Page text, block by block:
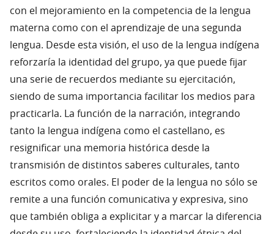
con el mejoramiento en la competencia de la lengua
materna como con el aprendizaje de una segunda
lengua. Desde esta visión, el uso de la lengua indígena
reforzaría la identidad del grupo, ya que puede fijar
una serie de recuerdos mediante su ejercitación,
siendo de suma importancia facilitar los medios para
practicarla. La función de la narración, integrando
tanto la lengua indígena como el castellano, es
resignificar una memoria histórica desde la
transmisión de distintos saberes culturales, tanto
escritos como orales. El poder de la lengua no sólo se
remite a una función comunicativa y expresiva, sino
que también obliga a explicitar y a marcar la diferencia